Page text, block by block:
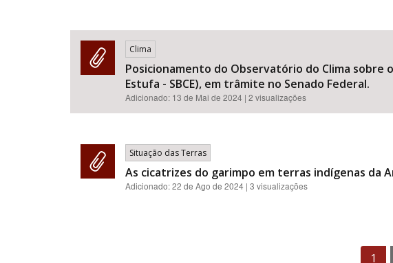
Clima
Posicionamento do Observatório do Clima sobre
Estufa - SBCE), em trâmite no Senado Federal.
Adicionado: 13 de Mai de 2024 | 2 visualizações
Situação das Terras
As cicatrizes do garimpo em terras indígenas da
Adicionado:22 de Ago de 2024 | 3 visualizações
1